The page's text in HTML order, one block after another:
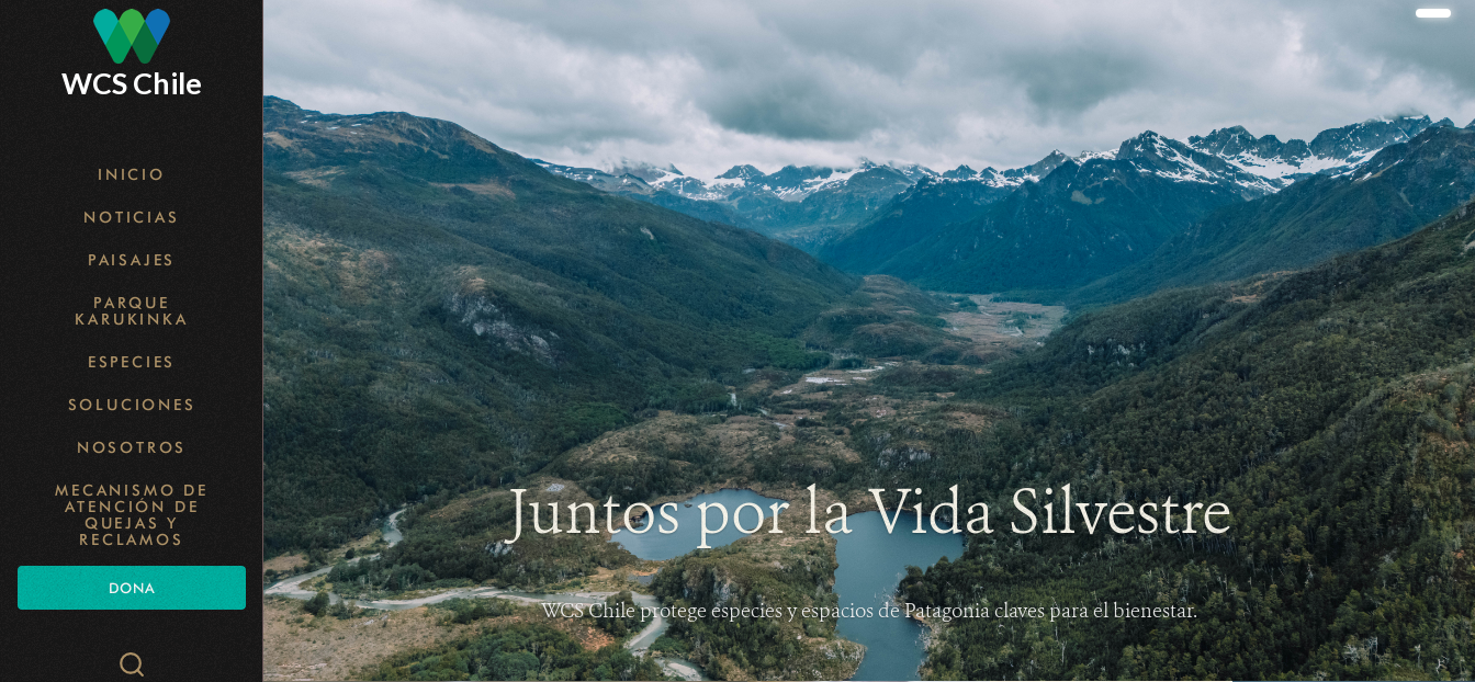
to
main
content
WCS Chile
INICIO
NOTICIAS
PAISAJES
PARQUE
KARUKINKA
ESPECIES
SOLUCIONES
NOSOTROS
MECANISMO DE
ATENCIÓN DE
QUEJAS Y
RECLAMOS
DONA
Search
Juntos por la Vida Silvestre
WCS Chile protege especies y espacios de Patagonia claves para el bienestar.